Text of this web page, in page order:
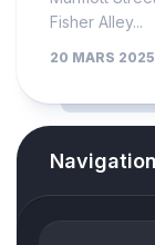
Fisher Alley...
20 MARS 2025
Navigation